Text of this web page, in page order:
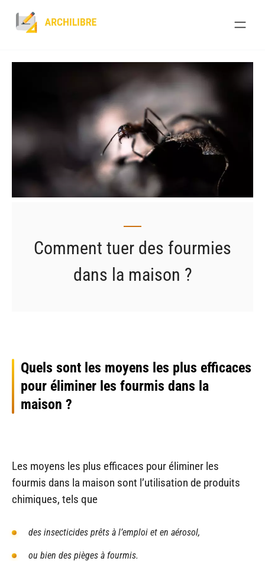
Comment tuer des fourmies
dans la maison ?
Quels sont les moyens les plus efficaces
pour éliminer les fourmis dans la
maison ?
Les moyens les plus efficaces pour éliminer les
fourmis dans la maison sont l’utilisation de produits
chimiques, tels que
des insecticides prêts à l’emploi et en aérosol,
ou bien des pièges à fourmis.